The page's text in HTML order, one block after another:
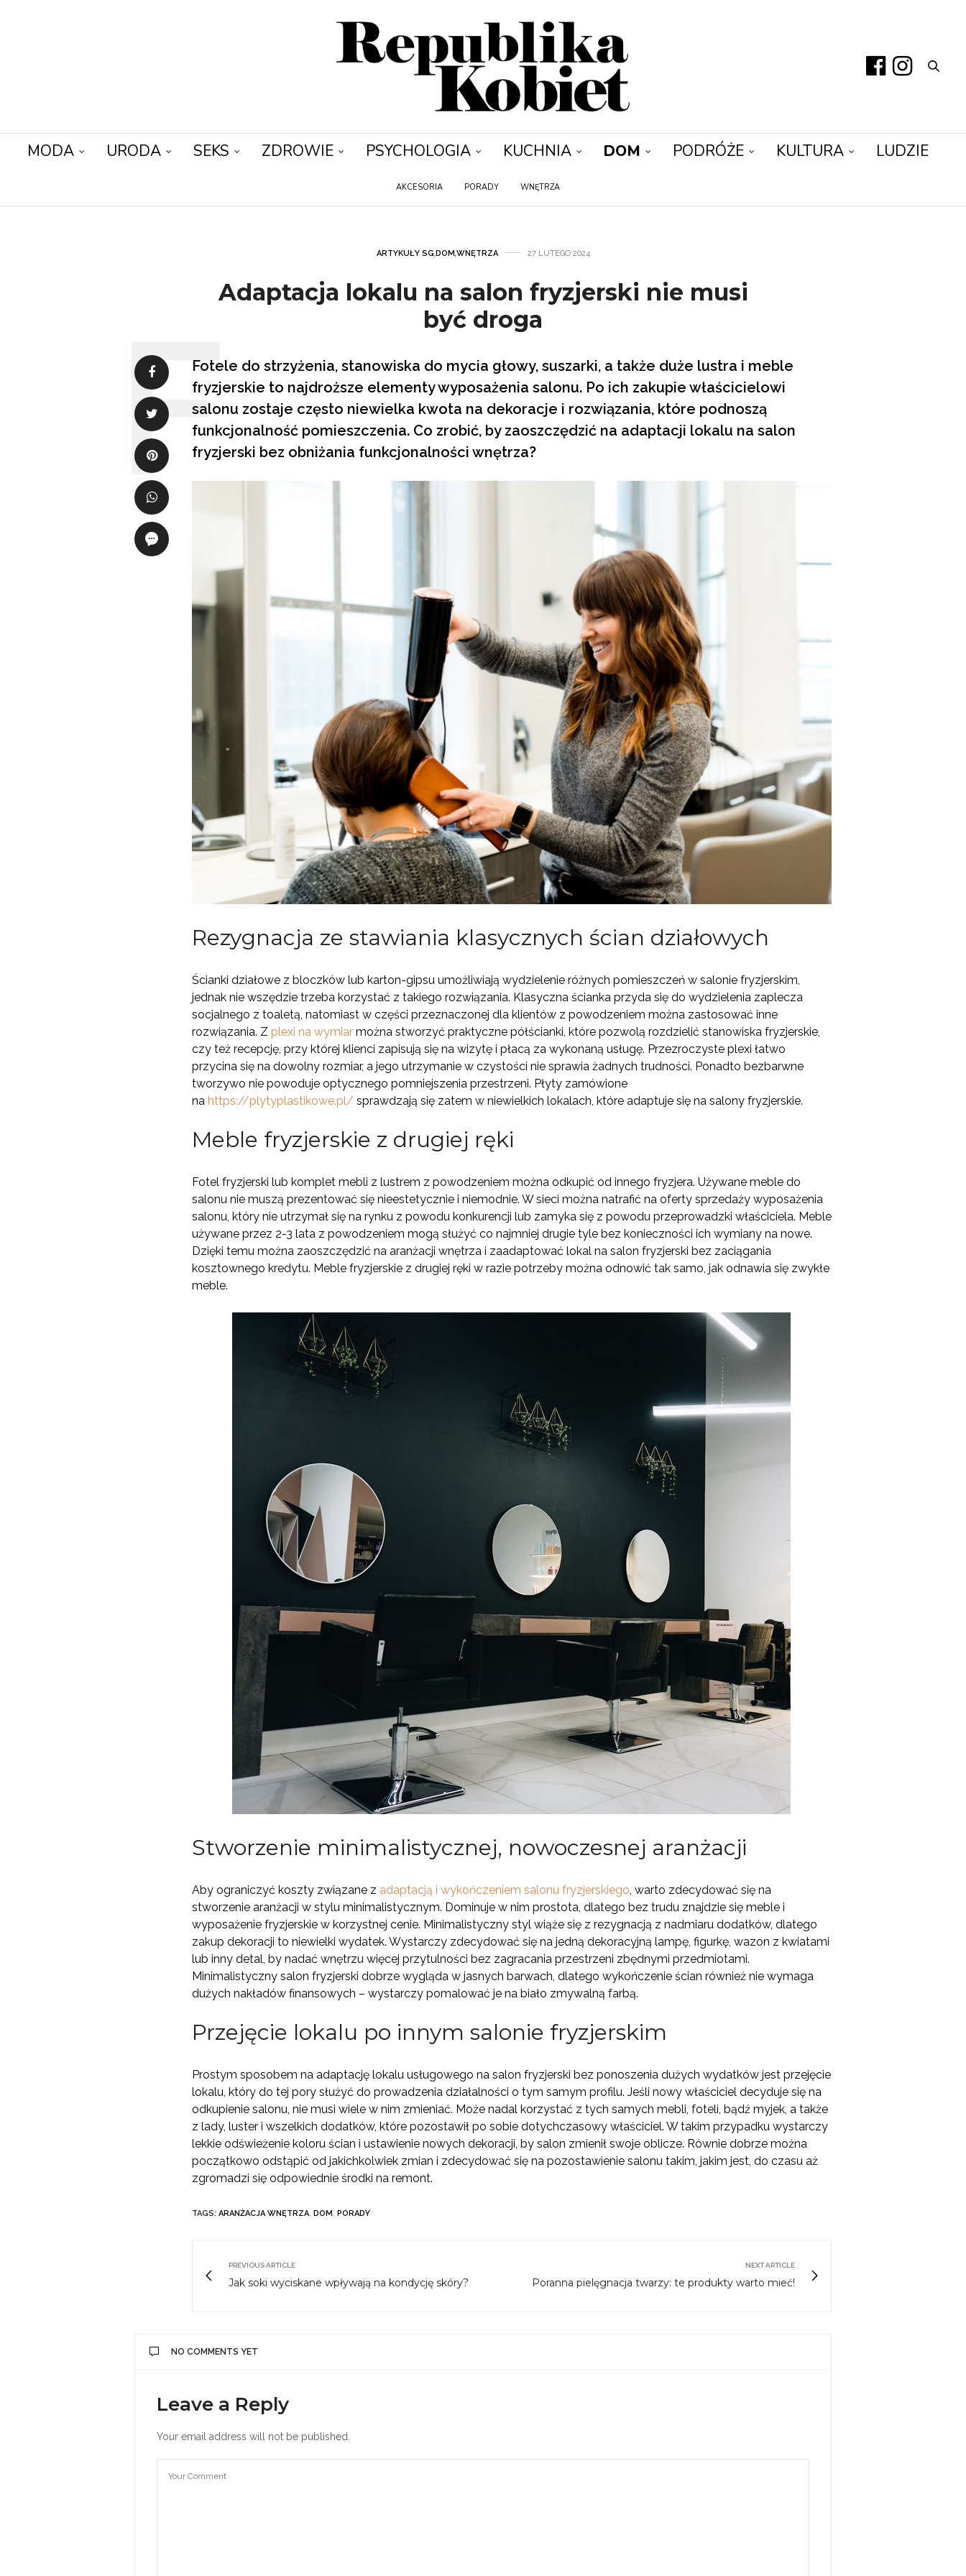
MODA URODA SEKS ZDROWIE PSYCHOLOGIA KUCHNIA DOM PODRÓŻE KULTURA LUDZIE
AKCESORIA PORADY WNĘTRZA
ARTYKUŁY SG,DOM,WNĘTRZA 27 LUTEGO 2024
Adaptacja lokalu na salon fryzjerski nie musi
być droga
Fotele do strzyżenia, stanowiska do mycia głowy, suszarki, a także duże lustra i meble
fryzjerskie to najdroższe elementy wyposażenia salonu. Po ich zakupie właścicielowi
salonu zostaje często niewielka kwota na dekoracje i rozwiązania, które podnoszą
funkcjonalność pomieszczenia. Co zrobić, by zaoszczędzić na adaptacji lokalu na salon
fryzjerski bez obniżania funkcjonalności wnętrza?
Rezygnacja ze stawiania klasycznych ścian działowych
Ścianki działowe z bloczków lub karton-gipsu umożliwiają wydzielenie różnych pomieszczeń w salonie fryzjerskim,
jednak nie wszędzie trzeba korzystać z takiego rozwiązania. Klasyczna ścianka przyda się do wydzielenia zaplecza
socjalnego z toaletą, natomiast w części przeznaczonej dla klientów z powodzeniem można zastosować inne
rozwiązania. Z plexi na wymiar można stworzyć praktyczne półścianki, które pozwolą rozdzielić stanowiska fryzjerskie,
czy też recepcję, przy której klienci zapisują się na wizytę i płacą za wykonaną usługę. Przezroczyste plexi łatwo
przycina się na dowolny rozmiar, a jego utrzymanie w czystości nie sprawia żadnych trudności. Ponadto bezbarwne
tworzywo nie powoduje optycznego pomniejszenia przestrzeni. Płyty zamówione
na https://plytyplastikowe.pl/ sprawdzają się zatem w niewielkich lokalach, które adaptuje się na salony fryzjerskie.
Meble fryzjerskie z drugiej ręki
Fotel fryzjerski lub komplet mebli z lustrem z powodzeniem można odkupić od innego fryzjera. Używane meble do
salonu nie muszą prezentować się nieestetycznie i niemodnie. W sieci można natrafić na oferty sprzedaży wyposażenia
salonu, który nie utrzymał się na rynku z powodu konkurencji lub zamyka się z powodu przeprowadzki właściciela. Meble
używane przez 2-3 lata z powodzeniem mogą służyć co najmniej drugie tyle bez konieczności ich wymiany na nowe.
Dzięki temu można zaoszczędzić na aranżacji wnętrza i zaadaptować lokal na salon fryzjerski bez zaciągania
kosztownego kredytu. Meble fryzjerskie z drugiej ręki w razie potrzeby można odnowić tak samo, jak odnawia się zwykłe
meble.
Stworzenie minimalistycznej, nowoczesnej aranżacji
Aby ograniczyć koszty związane z adaptacją i wykończeniem salonu fryzjerskiego, warto zdecydować się na
stworzenie aranżacji w stylu minimalistycznym. Dominuje w nim prostota, dlatego bez trudu znajdzie się meble i
wyposażenie fryzjerskie w korzystnej cenie. Minimalistyczny styl wiąże się z rezygnacją z nadmiaru dodatków, dlatego
zakup dekoracji to niewielki wydatek. Wystarczy zdecydować się na jedną dekoracyjną lampę, figurkę, wazon z kwiatami
lub inny detal, by nadać wnętrzu więcej przytulności bez zagracania przestrzeni zbędnymi przedmiotami.
Minimalistyczny salon fryzjerski dobrze wygląda w jasnych barwach, dlatego wykończenie ścian również nie wymaga
dużych nakładów finansowych – wystarczy pomalować je na biało zmywalną farbą.
Przejęcie lokalu po innym salonie fryzjerskim
Prostym sposobem na adaptację lokalu usługowego na salon fryzjerski bez ponoszenia dużych wydatków jest przejęcie
lokalu, który do tej pory służyć do prowadzenia działalności o tym samym profilu. Jeśli nowy właściciel decyduje się na
odkupienie salonu, nie musi wiele w nim zmieniać. Może nadal korzystać z tych samych mebli, foteli, bądź myjek, a także
z lady, luster i wszelkich dodatków, które pozostawił po sobie dotychczasowy właściciel. W takim przypadku wystarczy
lekkie odświeżenie koloru ścian i ustawienie nowych dekoracji, by salon zmienił swoje oblicze. Równie dobrze można
początkowo odstąpić od jakichkolwiek zmian i zdecydować się na pozostawienie salonu takim, jakim jest, do czasu aż
zgromadzi się odpowiednie środki na remont.
TAGS: ARANŻACJA WNĘTRZA, DOM, PORADY
PREVIOUS ARTICLE
Jak soki wyciskane wpływają na kondycję skóry?
NEXT ARTICLE
Poranna pielęgnacja twarzy: te produkty warto mieć!
NO COMMENTS YET
Leave a Reply
Your email address will not be published.